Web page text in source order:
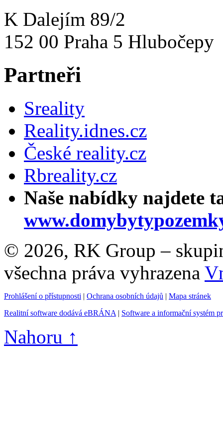
K Dalejím 89/2
152 00 Praha 5 Hlubočepy
Partneři
Sreality
Reality.idnes.cz
České reality.cz
Rbreality.cz
Naše nabídky najdete
© 2026, RK Group –
všechna práva vyhrazena
Prohlášení o přístupnosti | Ochrana osobních údajů | Mapa stránek
Realitní software dodává eBRÁNA | Software a informační systém
Nahoru ↑